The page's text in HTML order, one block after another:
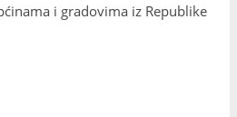
i gradovima iz Republike